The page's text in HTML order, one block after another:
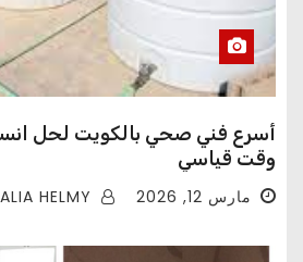
أسرع فني صحي بالكويت لحل
وقت قياسي
مارس 12, 2026